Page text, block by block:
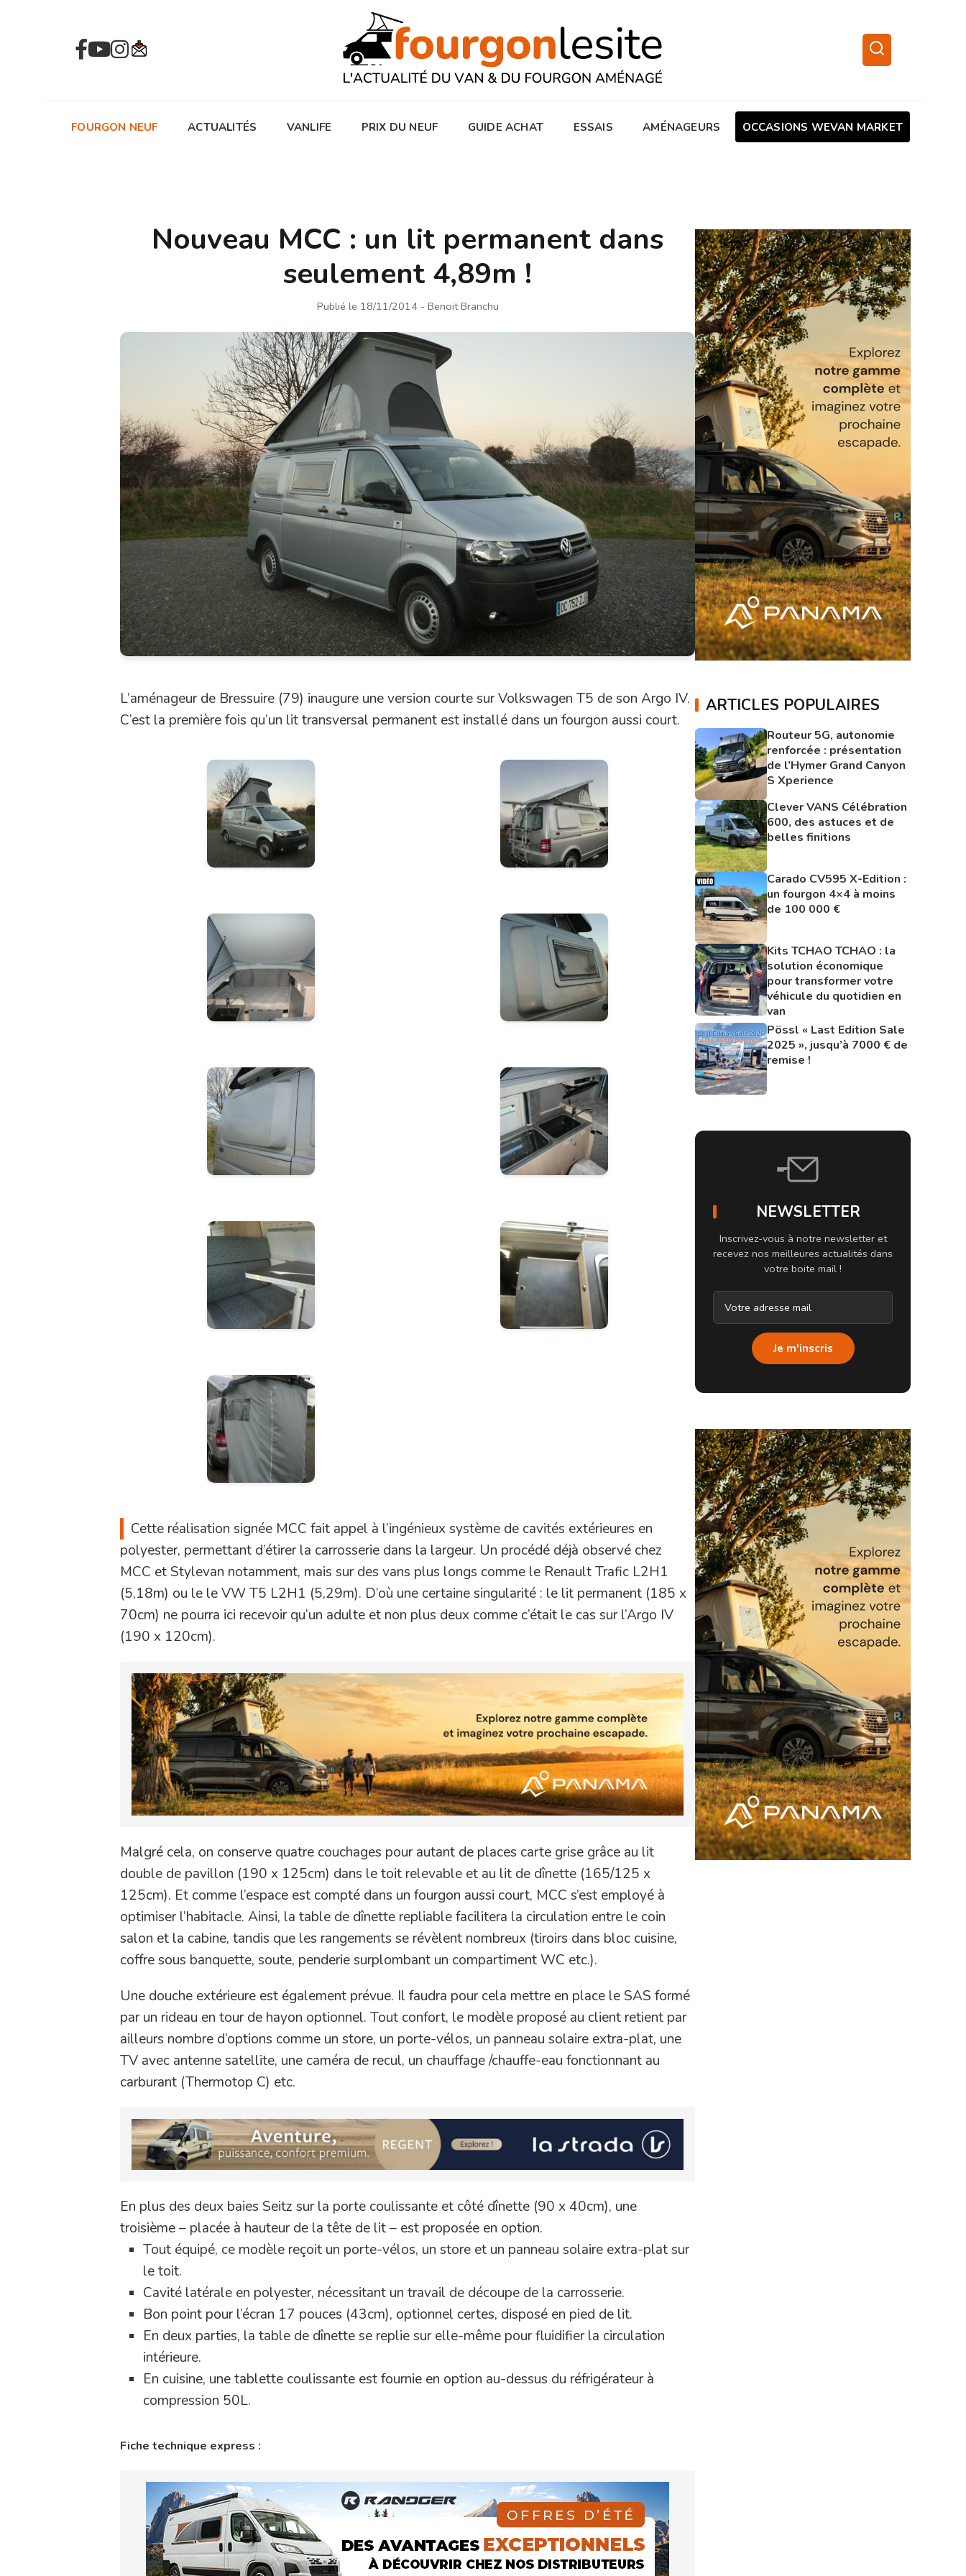
FOURGON NEUF ACTUALITÉS VANLIFE PRIX DU NEUF GUIDE ACHAT ESSAIS AMÉNAGEURS OCCASIONS WEVAN MARKET
Nouveau MCC : un lit permanent dans
seulement 4,89m !
Publié le 18/11/2014 - Benoit Branchu
L’aménageur de Bressuire (79) inaugure une version courte sur Volkswagen T5 de son Argo IV.
C’est la première fois qu’un lit transversal permanent est installé dans un fourgon aussi court.
Cette réalisation signée MCC fait appel à l’ingénieux système de cavités extérieures en
polyester, permettant d’étirer la carrosserie dans la largeur. Un procédé déjà observé chez
MCC et Stylevan notamment, mais sur des vans plus longs comme le Renault Trafic L2H1
(5,18m) ou le le VW T5 L2H1 (5,29m). D’où une certaine singularité : le lit permanent (185 x
70cm) ne pourra ici recevoir qu’un adulte et non plus deux comme c’était le cas sur l’Argo IV
(190 x 120cm).
Malgré cela, on conserve quatre couchages pour autant de places carte grise grâce au lit
double de pavillon (190 x 125cm) dans le toit relevable et au lit de dînette (165/125 x
125cm). Et comme l’espace est compté dans un fourgon aussi court, MCC s’est employé à
optimiser l’habitacle. Ainsi, la table de dînette repliable facilitera la circulation entre le coin
salon et la cabine, tandis que les rangements se révèlent nombreux (tiroirs dans bloc cuisine,
coffre sous banquette, soute, penderie surplombant un compartiment WC etc.).
Une douche extérieure est également prévue. Il faudra pour cela mettre en place le SAS formé
par un rideau en tour de hayon optionnel. Tout confort, le modèle proposé au client retient par
ailleurs nombre d’options comme un store, un porte-vélos, un panneau solaire extra-plat, une
TV avec antenne satellite, une caméra de recul, un chauffage /chauffe-eau fonctionnant au
carburant (Thermotop C) etc.
En plus des deux baies Seitz sur la porte coulissante et côté dînette (90 x 40cm), une
troisième – placée à hauteur de la tête de lit – est proposée en option.
Tout équipé, ce modèle reçoit un porte-vélos, un store et un panneau solaire extra-plat sur
le toit.
Cavité latérale en polyester, nécessitant un travail de découpe de la carrosserie.
Bon point pour l’écran 17 pouces (43cm), optionnel certes, disposé en pied de lit.
En deux parties, la table de dînette se replie sur elle-même pour fluidifier la circulation
intérieure.
En cuisine, une tablette coulissante est fournie en option au-dessus du réfrigérateur à
compression 50L.
Fiche technique express :
ARTICLES POPULAIRES
Routeur 5G, autonomie
renforcée : présentation
de l’Hymer Grand Canyon
S Xperience
Clever VANS Célébration
600, des astuces et de
belles finitions
Carado CV595 X-Edition :
un fourgon 4×4 à moins
de 100 000 €
Kits TCHAO TCHAO : la
solution économique
pour transformer votre
véhicule du quotidien en
van
Pössl « Last Edition Sale
2025 », jusqu’à 7000 € de
remise !
NEWSLETTER
Inscrivez-vous à notre newsletter et
recevez nos meilleures actualités dans
votre boite mail !
Je m'inscris